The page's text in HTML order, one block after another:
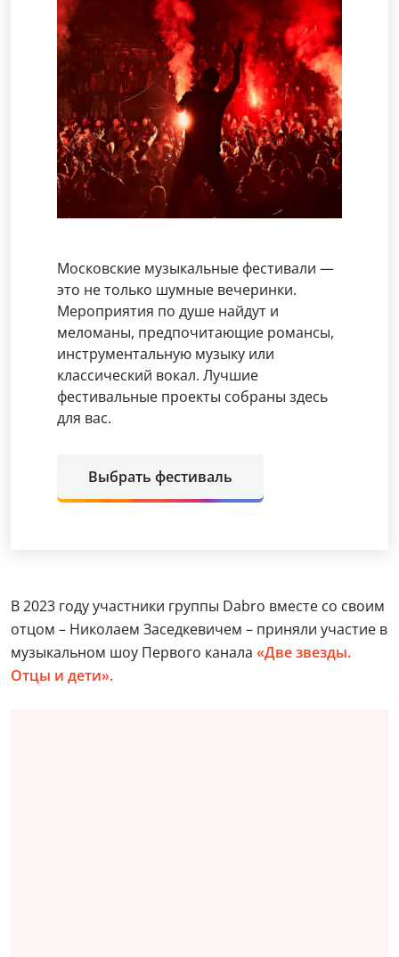
Московские музыкальные фестивали —
это не только шумные вечеринки.
Мероприятия по душе найдут и
меломаны, предпочитающие романсы,
инструментальную музыку или
классический вокал. Лучшие
фестивальные проекты собраны здесь
для вас.
Выбрать фестиваль
В 2023 году участники группы Dabro вместе со своим
отцом – Николаем Заседкевичем – приняли участие в
музыкальном шоу Первого канала «Две звезды.
Отцы и дети».